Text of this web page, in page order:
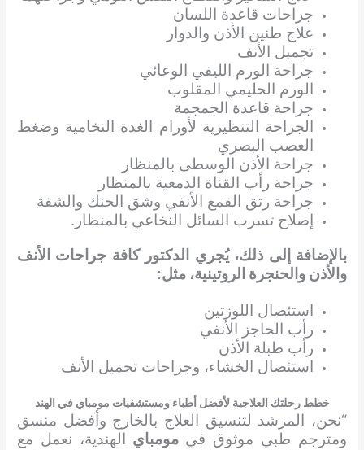
جراحات قاعدة اللسان
علاج طنين الأذن والدوار
تجميل الأنف
جراحة الورم الليفي الوعائي
الورم الحليمي المقلوب
جراحة قاعدة الجمجمة
الجراحة التنظيرية لأورام الغدة النخامية وضغط
العصب البصري
جراحة الأذن الوسطى بالمنظار
جراحة رأب القناة الدمعية بالمنظار
جراحة رتق القمع الأنفي وشق الحنك والشفة
إصلاح تسرب السائل النخاعي بالمنظار.
بالإضافة إلى ذلك، يُجري الدكتور كافة جراحات الأنف
والأذن والحنجرة الروتينية، مثل:
استئصال اللوزتين
رأب الحاجز الأنفي
رأب طبلة الأذن
استئصال الخشاء، وجراحات تجميل الأنف
خطط رحلتك العلاجية لأفضل أطباء ومستشفيات مومباي في الهند
“نحن، المرشد لتنسيق العلاج بالخارج وأفضل منسق
ومترجم طبي موثوق في مومباي الهندية، نعمل مع